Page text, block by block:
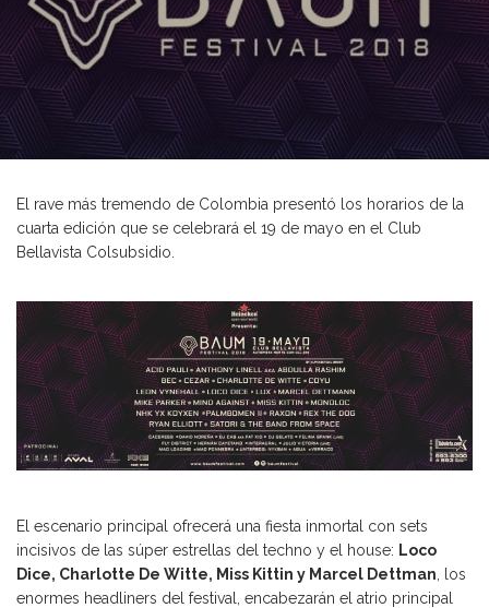
El rave más tremendo de Colombia presentó los horarios de la
cuarta edición que se celebrará el 19 de mayo en el Club
Bellavista Colsubsidio.
El escenario principal ofrecerá una fiesta inmortal con sets
incisivos de las súper estrellas del techno y el house: Loco
Dice, Charlotte De Witte, Miss Kittin y Marcel Dettman , los
enormes headliners del festival, encabezarán el atrio principal